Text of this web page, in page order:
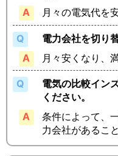
月々の電気代を
電力会社を切り
月々安くなり、満
電気の比較イン
ください。
条件によって、
力会社があるこ